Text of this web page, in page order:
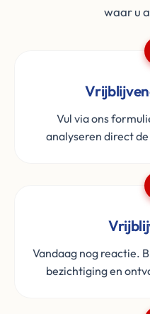
waar u
Vul via ons
analyseren direct
Vandaag nog reactie.
bezichtiging en